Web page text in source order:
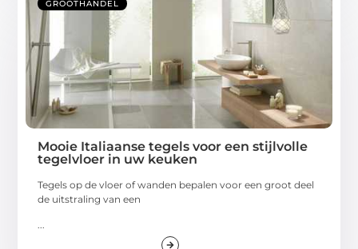
GROOTHANDEL
Mooie Italiaanse tegels voor een stijlvolle
tegelvloer in uw keuken
Tegels op de vloer of wanden bepalen voor een groot deel
de uitstraling van een
...